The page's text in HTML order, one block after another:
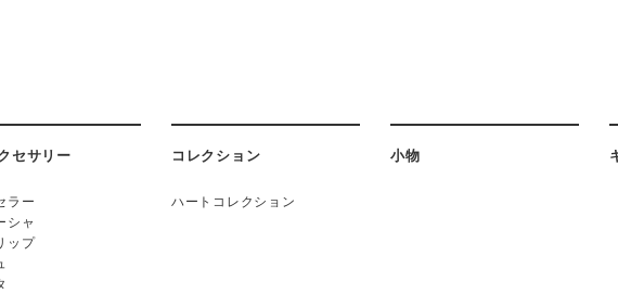
セサリー
ラー
シャ
ップ
コレクション
ハートコレクション
小物